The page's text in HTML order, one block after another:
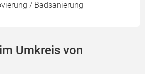
/ Badsanierung
Umkreis von